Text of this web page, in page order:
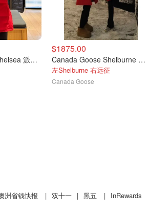
Canada Goose Chelsea 派克大衣
$1875.00
Canada Goose Shelburne 经典款派克大衣
左Shelburne 右远征
Canada Goose
洲省钱快报 | 双十一 | 黑五 | InRewards